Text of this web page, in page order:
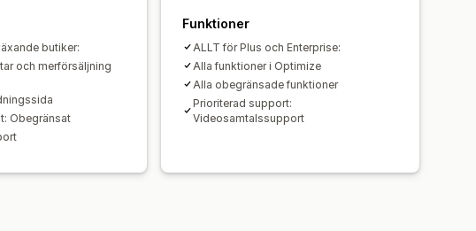
Insikter och tips Analysverktyg
butiker:
och merförsäljning
Obegränsat
Funktioner
ALLT för Plus och Enterprise:
Alla funktioner i Optimize
Alla obegränsade funktioner
Prioriterad support:
Videosamtalssupport